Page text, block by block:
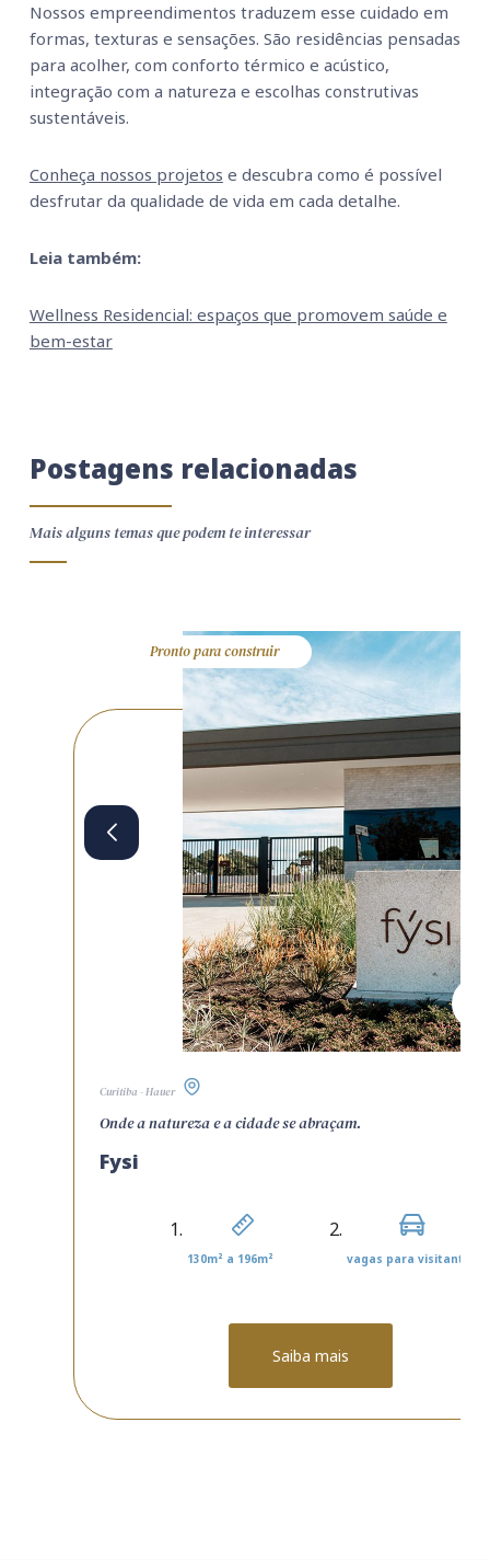
Nossos empreendimentos traduzem esse cuidado em
formas, texturas e sensações. São residências pensadas
para acolher, com conforto térmico e acústico,
integração com a natureza e escolhas construtivas
sustentáveis.
Conheça nossos projetos e descubra como é possível
desfrutar da qualidade de vida em cada detalhe.
Leia também:
Wellness Residencial: espaços que promovem saúde e
bem-estar
Postagens relacionadas
Mais alguns temas que podem te interessar
Pronto para construir
Curitiba - Hauer
Onde a natureza e a cidade se abraçam.
Fysi
130m² a 196m² vagas para visitantes
Saiba mais